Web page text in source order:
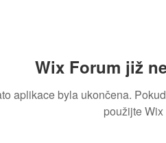
Wix Forum již
aplikace byla ukončena.
použijte Wix